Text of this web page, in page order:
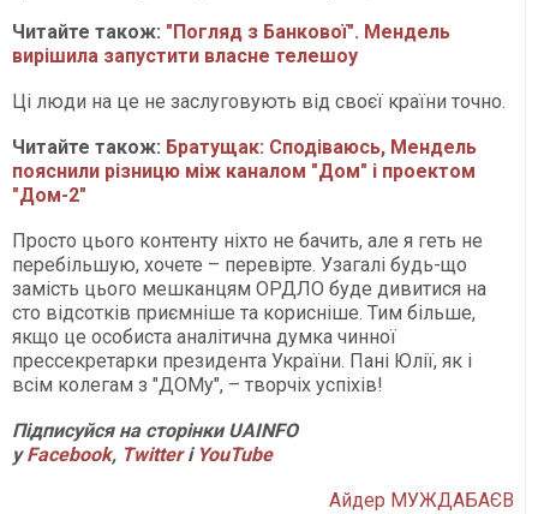
Читайте також: "Погляд з Банкової". Мендель
вирішила запустити власне телешоу
Ці люди на це не заслуговують від своєї країни точно.
Читайте також: Братущак: Сподіваюсь, Мендель
пояснили різницю між каналом "Дом" і проектом
"Дом-2"
Просто цього контенту ніхто не бачить, але я геть не
перебільшую, хочете – перевірте. Узагалі будь-що
замість цього мешканцям ОРДЛО буде дивитися на
сто відсотків приємніше та корисніше. Тим більше,
якщо це особиста аналітична думка чинної
прессекретарки президента України. Пані Юлії, як і
всім колегам з "ДОМу", – творчіх успіхів!
Підписуйся на сторінки UAINFO
уFacebook, Twitterі YouTube
Айдер МУЖДАБАЄВ